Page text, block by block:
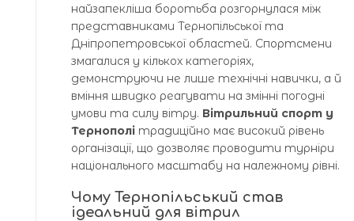
найзапекліша боротьба розгорнулася між
представниками Тернопільської та
Дніпропетровської областей. Спортсмени
змагалися у кількох категоріях,
демонструючи не лише технічні навички, а й
вміння швидко реагувати на змінні погодні
умови та силу вітру. Вітрильний спорт у
Тернополі традиційно має високий рівень
організації, що дозволяє проводити турніри
національного масштабу на належному рівні.
Чому Тернопільський став
ідеальний для вітрил